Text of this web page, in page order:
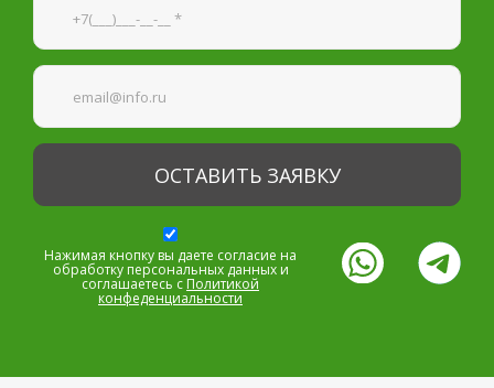
Нажимая кнопку вы даете согласие на
обработку персональных данных и
соглашаетесь с Политикой
конфеденциальности